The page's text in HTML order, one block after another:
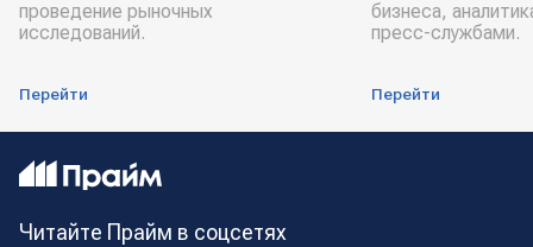
проведение рыночных
исследований.
Перейти
бизнеса,
пресс-службами.
Перейти
Читайте Прайм в соцсетях